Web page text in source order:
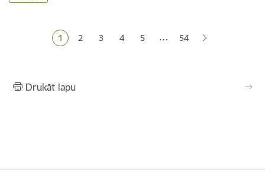
Pašreizējā lapa
1 Lapa
2 Lapa
3 Lapa
4 Lapa
5 … 54
Drukāt lapu